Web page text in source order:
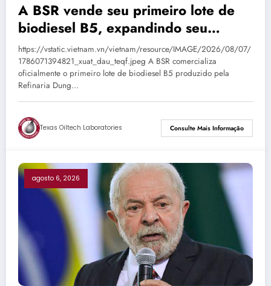
A BSR vende seu primeiro lote de
biodiesel B5, expandindo seu
mercado de combustíveis ecológicos.
https://vstatic.vietnam.vn/vietnam/resource/IMAGE/2026/08/07/
1786071394821_xuat_dau_teqf.jpeg A BSR comercializa
oficialmente o primeiro lote de biodiesel B5 produzido pela
Refinaria Dung…
Texas Oiltech Laboratories Consulte Mais Informação
agosto 6, 2026